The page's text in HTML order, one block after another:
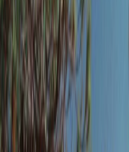
Plan je huwelijk Leveranciers
Word partner
Jouw profiel
Word partner